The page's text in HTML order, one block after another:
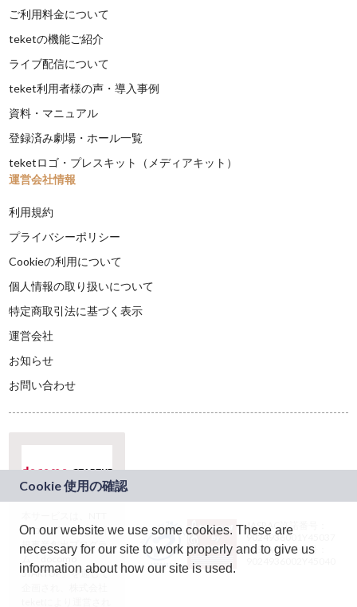
ご利用料金について
teketの機能ご紹介
ライブ配信について
teket利用者様の声・導入事例
資料・マニュアル
登録済み劇場・ホール一覧
teketロゴ・プレスキット（メディアキット）
運営会社情報
利用規約
プライバシーポリシー
Cookieの利用について
個人情報の取り扱いについて
特定商取引法に基づく表示
運営会社
お知らせ
お問い合わせ
ドコモグループの新
規事業創出プログラ
ム「docomo
STARTUP」を通じて
JASRAC許諾番号：
9024936001Y45037
JASRAC許諾番号：
On our website we use some cookies. These are
necessary for our site to work properly and to give us
information about how our site is used.